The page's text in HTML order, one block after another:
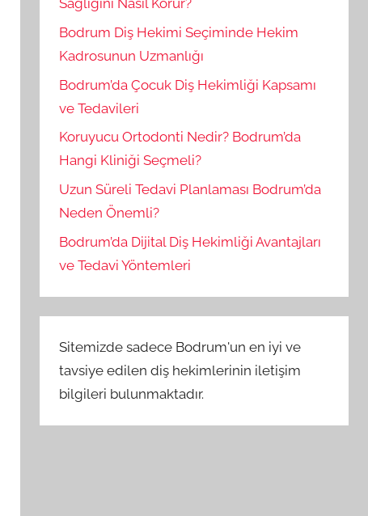
Sağlığını Nasıl Korur?
Bodrum Diş Hekimi Seçiminde Hekim
Kadrosunun Uzmanlığı
Bodrum’da Çocuk Diş Hekimliği Kapsamı
ve Tedavileri
Koruyucu Ortodonti Nedir? Bodrum’da
Hangi Kliniği Seçmeli?
Uzun Süreli Tedavi Planlaması Bodrum’da
Neden Önemli?
Bodrum’da Dijital Diş Hekimliği Avantajları
ve Tedavi Yöntemleri
Sitemizde sadece Bodrum'un en iyi ve
tavsiye edilen diş hekimlerinin iletişim
bilgileri bulunmaktadır.